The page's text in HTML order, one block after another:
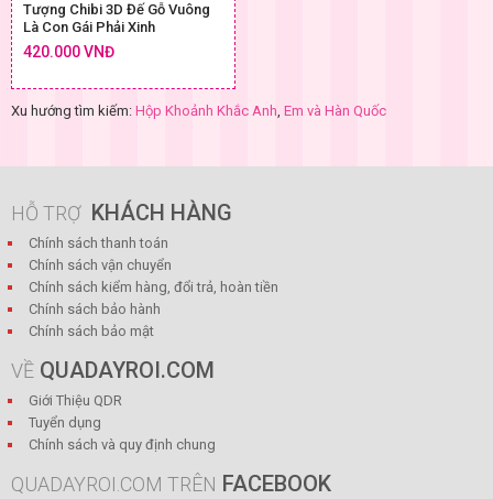
Tượng Chibi 3D Đế Gỗ Vuông
Là Con Gái Phải Xinh
420.000 VNĐ
Xu hướng tìm kiếm: Hộp Khoảnh Khắc Anh, Em và Hàn Quốc
HỖ TRỢ KHÁCH HÀNG
Chính sách thanh toán
Chính sách vận chuyển
Chính sách kiểm hàng, đổi trả, hoàn tiền
Chính sách bảo hành
Chính sách bảo mật
VỀ QUADAYROI.COM
Giới Thiệu QDR
Tuyển dụng
Chính sách và quy định chung
QUADAYROI.COM TRÊN FACEBOOK